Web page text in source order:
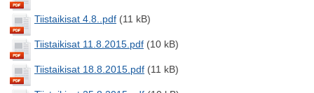
Tiistaikisat 4.8..pdf (11 kB)
Tiistaikisat 11.8.2015.pdf (10 kB)
Tiistaikisat 18.8.2015.pdf (11 kB)